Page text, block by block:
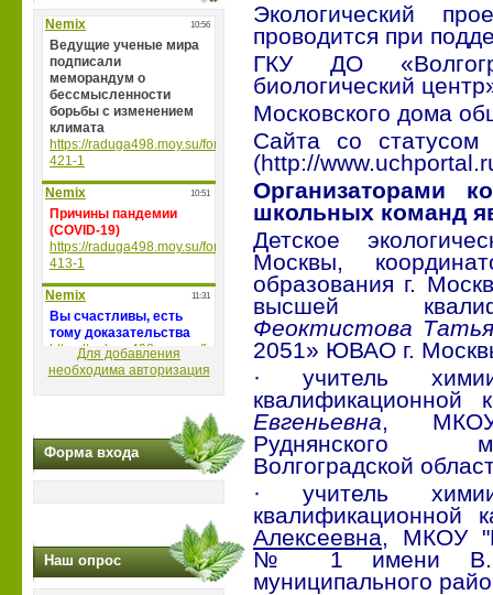
Для добавления
необходима авторизация
Форма входа
Наш опрос
Экологический
проводится при
ГКУ ДО
биологический
Московского дома
Сайта со
(http://
Организаторами
школьных команд
Детское
Москвы,
образования г.
высшей
Феоктистова
2051» ЮВАО г.
· учитель
квалификационной
Евгеньевна, МКОУ
Руднянского
Волгоградской
· учитель
квалификационной
Алексеевна, МКОУ
№ 1 имени В. В.
муниципального